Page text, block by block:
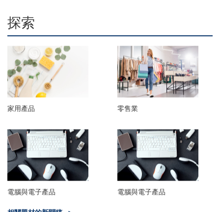
探索
家用產品 零售業
電腦與電子產品
電腦與電子產品